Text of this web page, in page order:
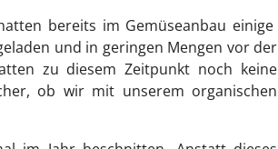
bereits im Gemüseanbau einige
und in geringen Mengen vor der
zu diesem Zeitpunkt noch keine
ob wir mit unserem organischen